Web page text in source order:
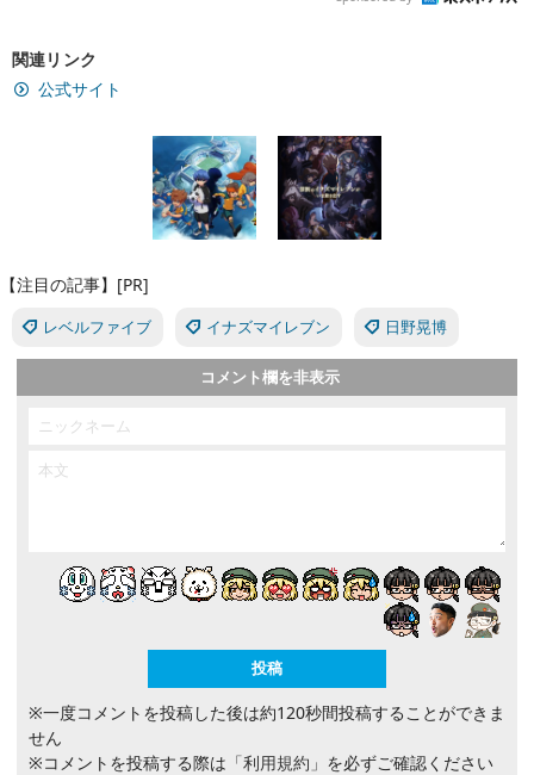
関連リンク
公式サイト
【注目の記事】[PR]
レベルファイブ イナズマイレブン 日野晃博
コメント欄を非表示
※一度コメントを投稿した後は約120秒間投稿することができま
せん
※コメントを投稿する際は 「利用規約」 を必ずご確認ください